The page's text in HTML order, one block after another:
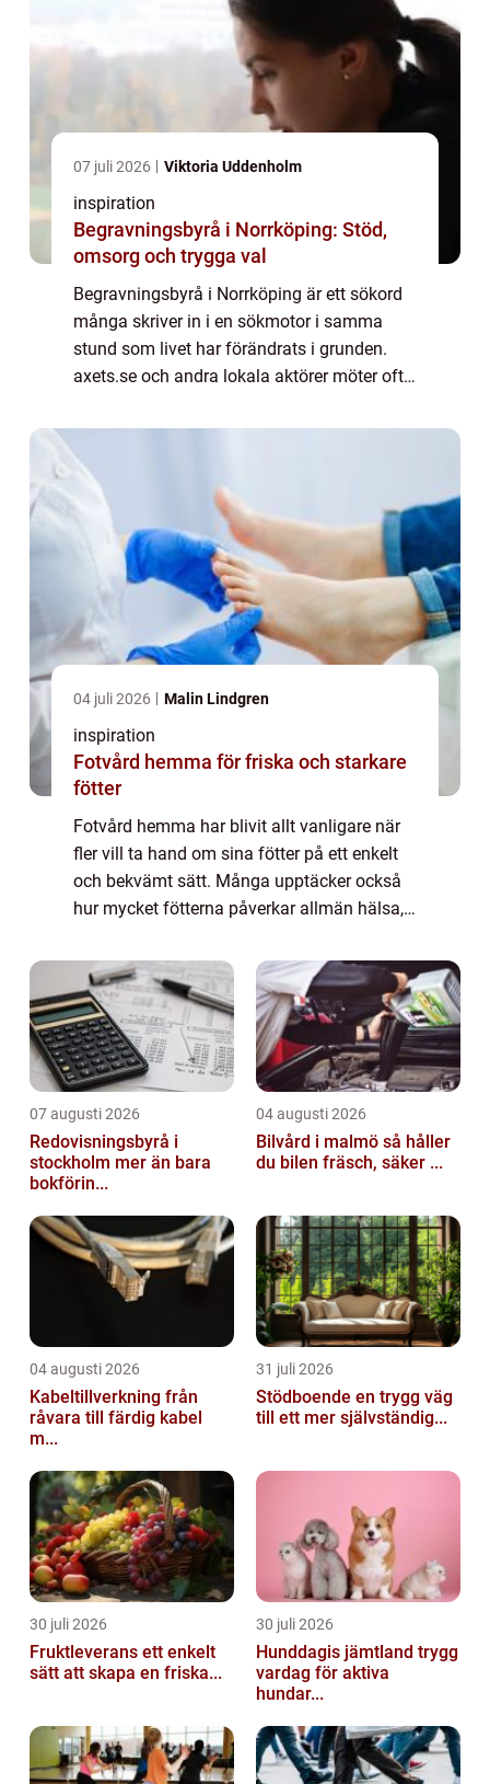
07 juli 2026 Viktoria Uddenholm
inspiration
Begravningsbyrå i Norrköping: Stöd,
omsorg och trygga val
Begravningsbyrå i Norrköping är ett sökord
många skriver in i en sökmotor i samma
stund som livet har förändrats i grunden.
axets.se och andra lokala aktörer möter ofta
04 juli 2026 Malin Lindgren
inspiration
Fotvård hemma för friska och starkare
fötter
Fotvård hemma har blivit allt vanligare när
fler vill ta hand om sina fötter på ett enkelt
och bekvämt sätt. Många upptäcker också
hur mycket fötterna påverkar allmän hälsa,
Genom att kombinera enkla rutiner i ...
07 augusti 2026
Redovisningsbyrå i
stockholm mer än bara
bokförin...
04 augusti 2026
Bilvård i malmö så håller
du bilen fräsch, säker ...
04 augusti 2026
Kabeltillverkning från
råvara till färdig kabel
m...
31 juli 2026
Stödboende en trygg väg
till ett mer självständig...
30 juli 2026
Fruktleverans ett enkelt
sätt att skapa en friska...
30 juli 2026
Hunddagis jämtland trygg
vardag för aktiva
hundar...